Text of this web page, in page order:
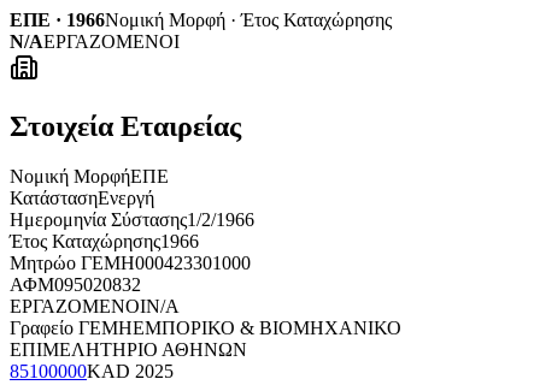
ΕΠΕ · 1966Νομική Μορφή · Έτος Καταχώρησης
N/AΕΡΓΑΖΟΜΕΝΟΙ
Στοιχεία Εταιρείας
Νομική ΜορφήΕΠΕ
ΚατάστασηΕνεργή
Ημερομηνία Σύστασης1/2/1966
Έτος Καταχώρησης1966
Μητρώο ΓΕΜΗ000423301000
ΑΦΜ095020832
ΕΡΓΑΖΟΜΕΝΟΙN/A
Γραφείο ΓΕΜΗΕΜΠΟΡΙΚΟ & ΒΙΟΜΗΧΑΝΙΚΟ
ΕΠΙΜΕΛΗΤΗΡΙΟ ΑΘΗΝΩΝ
85100000KAD 2025